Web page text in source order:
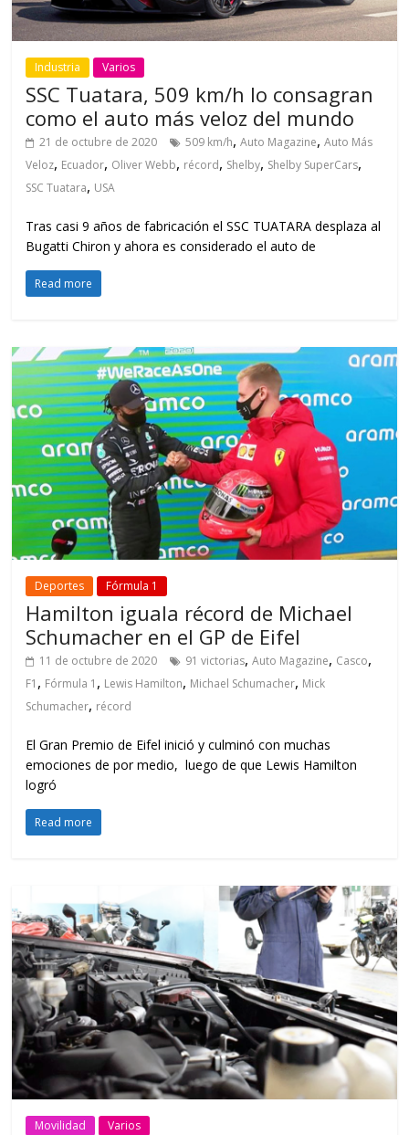
Industria Varios
SSC Tuatara, 509 km/h lo consagran
como el auto más veloz del mundo
21 de octubre de 2020 509 km/h,Auto Magazine,Auto Más
Veloz, Ecuador, Oliver Webb, récord, Shelby, Shelby SuperCars,
SSC Tuatara, USA
Tras casi 9 años de fabricación el SSC TUATARA desplaza al
Bugatti Chiron y ahora es considerado el auto de
Read more
Deportes Fórmula 1
Hamilton iguala récord de Michael
Schumacher en el GP de Eifel
11 de octubre de 2020 91 victorias,Auto Magazine, Casco,
F1 , Fórmula 1 , Lewis Hamilton, Michael Schumacher, Mick
Schumacher, récord
El Gran Premio de Eifel inició y culminó con muchas
emociones de por medio, luego de que Lewis Hamilton
logró
Read more
Movilidad Varios